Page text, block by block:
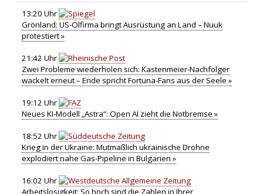
13:20 Uhr
Grönland: US-Ölfirma bringt Ausrüstung an Land – Nuuk
protestiert »
21:42 Uhr
Zwei Probleme wiederholen sich: Kastenmeier-Nachfolger
wackelt erneut – Ende spricht Fortuna-Fans aus der Seele »
19:12 Uhr
Neues KI-Modell „Astra“: Open AI zieht die Notbremse »
18:52 Uhr
Krieg in der Ukraine: Mutmaßlich ukrainische Drohne
explodiert nahe Gas-Pipeline in Bulgarien »
16:02 Uhr